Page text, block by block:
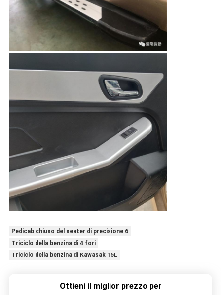
Pedicab chiuso del seater di precisione 6
Triciclo della benzina di 4 fori
Triciclo della benzina di Kawasak 15L
Ottieni il miglior prezzo per